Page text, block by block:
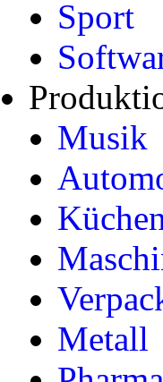
Sport
Musik
Metall